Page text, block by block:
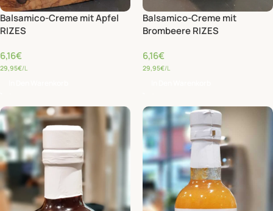
Balsamico-Creme mit Apfel
RIZES
6,16€
29,95€/L
Balsamico-Creme mit
Brombeere RIZES
6,16€
29,95€/L